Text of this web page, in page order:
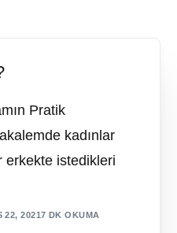
Pratik
kadınlar
erkekte istedikleri
22, 20217 DK OKUMA